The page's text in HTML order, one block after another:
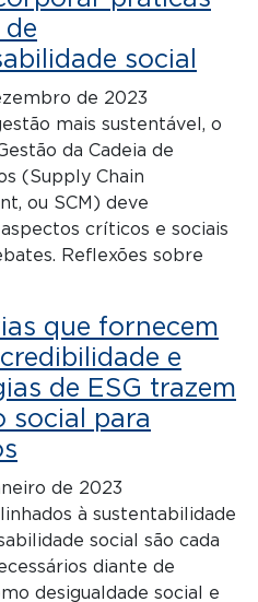
de
social
de 2023
mais sustentável, o
da Cadeia de
(Supply Chain
ou SCM) deve
críticos e sociais
Reflexões sobre
que fornecem
e
de ESG trazem
social para
de 2023
à sustentabilidade
social são cada
diante de
desigualdade social e